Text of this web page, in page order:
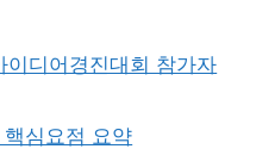
디어경진대회 참가자
심요점 요약